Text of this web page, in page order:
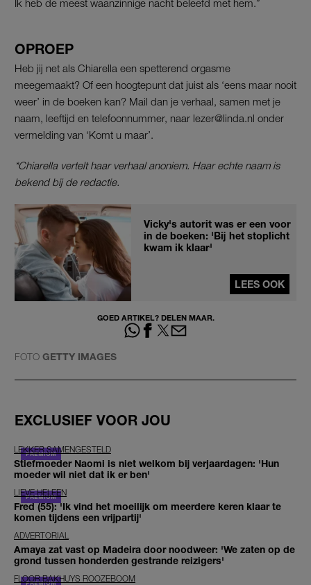
OPROEP
Heb jij net als Chiarella een spetterend orgasme
meegemaakt? Of een hoogtepunt dat juist als ‘eens maar nooit
weer’ in de boeken kan? Mail dan je verhaal, samen met je
naam, leeftijd en telefoonnummer, naar lezer@linda.nl onder
vermelding van ‘Komt u maar’.
*Chiarella vertelt haar verhaal anoniem. Haar echte naam is
bekend bij de redactie.
Vicky's autorit was er een voor
in de boeken: 'Bij het stoplicht
kwam ik klaar'
LEES OOK
GOED ARTIKEL? DELEN MAAR.
FOTO GETTY IMAGES
EXCLUSIEF VOOR JOU
LEKKER SAMENGESTELD
Stiefmoeder Naomi is niet welkom bij verjaardagen: 'Hun
moeder wil niet dat ik er ben'
LIEVE HELEEN
Fred (55): 'Ik vind het moeilijk om meerdere keren klaar te
komen tijdens een vrijpartij'
ADVERTORIAL
Amaya zat vast op Madeira door noodweer: 'We zaten op de
grond tussen honderden gestrande reizigers'
FLOOR BAKHUYS ROOZEBOOM